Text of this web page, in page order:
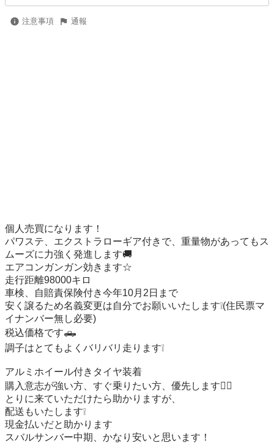
注意事項 通報
個人売買になります！
パワステ、エクストラローギア付きで、重量物があってもス
ムーズに力強く発進します🚚
エアコンガンガン効きます☆
走行距離98000キロ
車検、自賠責保険付き今年10月2日まで
安く譲るため名義変更は自分でお願いいたします❕(住民票マ
イナンバー無し必要)
税込価格です🛻
調子はとてもよくバリバリ走ります❕
アルミホイール付きタイヤ装着
購入意志が強い方、すぐ乗りたい方、優先します🙇‍♂️
とりに来ていただけたら助かりますが、
配送もいたします❕
現金払いだと助かります
スバルサンバー中期、かなり安いと思います！